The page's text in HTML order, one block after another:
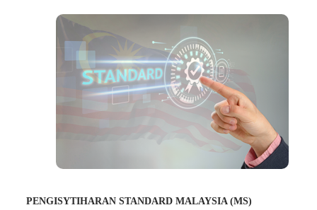
PENGISYTIHARAN STANDARD MALAYSIA (MS)